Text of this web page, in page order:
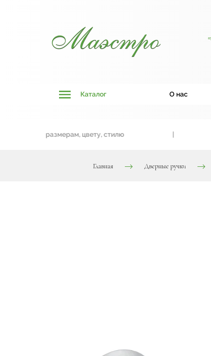
Каталог О нас
к размерам, цвету, стилю
Главная Дверные ручки